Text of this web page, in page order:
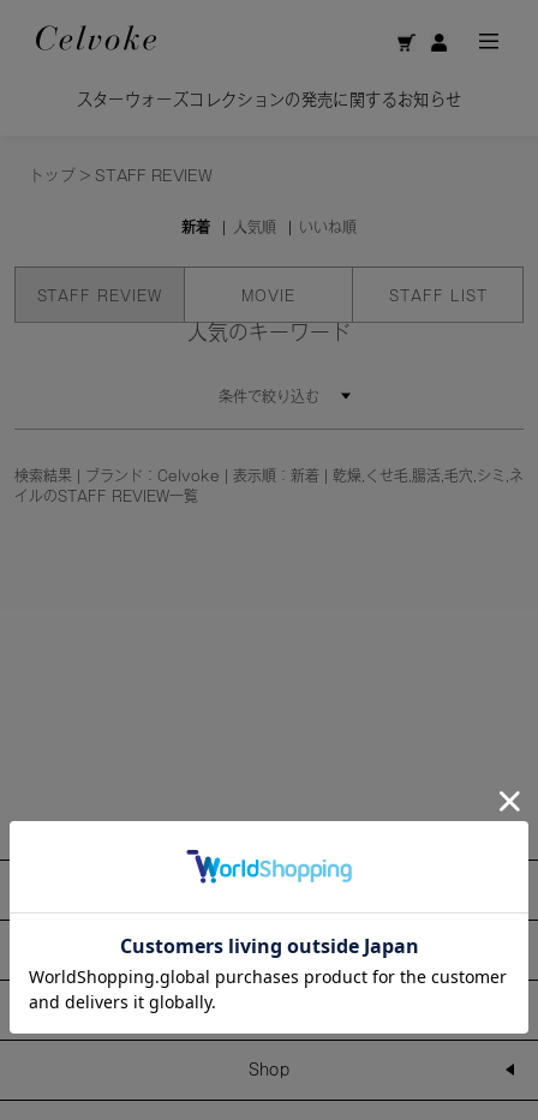
スターウォーズコレクションの発売に関するお知らせ
トップ > STAFF REVIEW
新着 人気順 いいね順
STAFF REVIEW MOVIE STAFF LIST
人気のキーワード
条件で絞り込む
検索結果 | ブランド：Celvoke | 表示順：新着 | 乾燥,くせ毛,腸活,毛穴,シミ,ネ
イルのSTAFF REVIEW一覧
Information
Shop